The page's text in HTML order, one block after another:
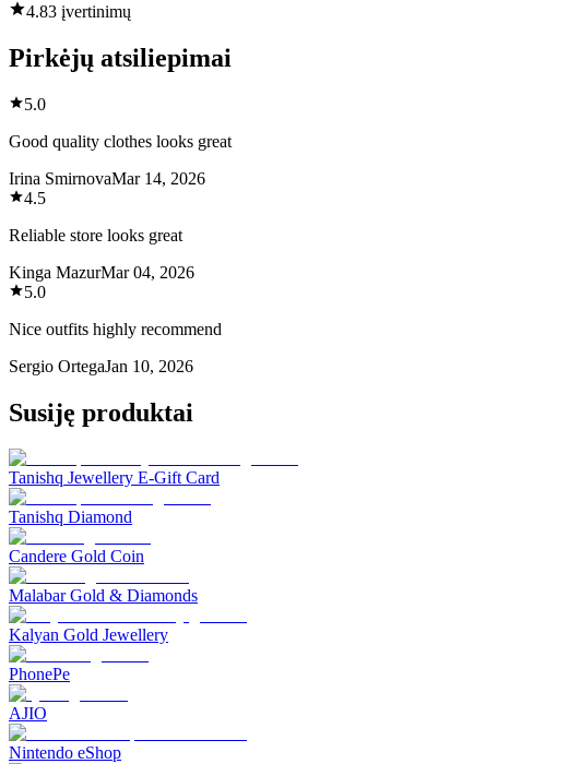
4.83 įvertinimų
Pirkėjų atsiliepimai
5.0
Good quality clothes looks great
Irina SmirnovaMar 14, 2026
4.5
Reliable store looks great
Kinga MazurMar 04, 2026
5.0
Nice outfits highly recommend
Sergio OrtegaJan 10, 2026
Susiję produktai
Tanishq Jewellery E-Gift Card
Tanishq Diamond
Candere Gold Coin
Malabar Gold & Diamonds
Kalyan Gold Jewellery
PhonePe
AJIO
Nintendo eShop